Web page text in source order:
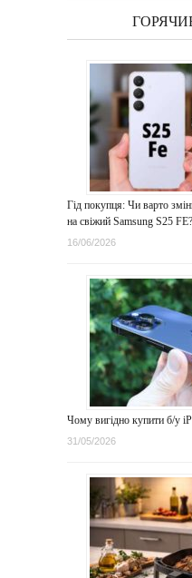
Гід покупця: Чи варто
на свіжий Samsung S25 FE?
16/06/2026
Чому вигідно купити б/у
31/05/2026